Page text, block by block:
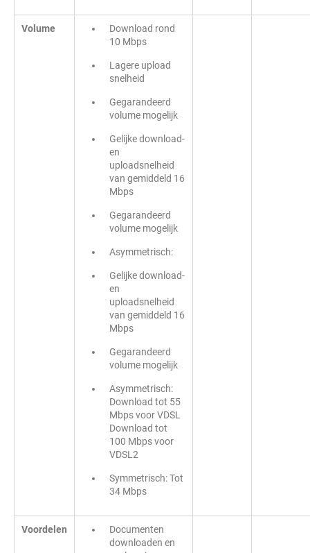
Volume
Download rond
10 Mbps
Lagere upload
snelheid
Gegarandeerd
volume mogelijk
Gelijke download-
en
uploadsnelheid
van gemiddeld 16
Mbps
Gegarandeerd
volume mogelijk
Asymmetrisch:
Gelijke download-
en
uploadsnelheid
van gemiddeld 16
Mbps
Gegarandeerd
volume mogelijk
Asymmetrisch:
Download tot 55
Mbps voor VDSL
Download tot
100 Mbps voor
VDSL2
Symmetrisch: Tot
34 Mbps
Voordelen
Documenten
downloaden en